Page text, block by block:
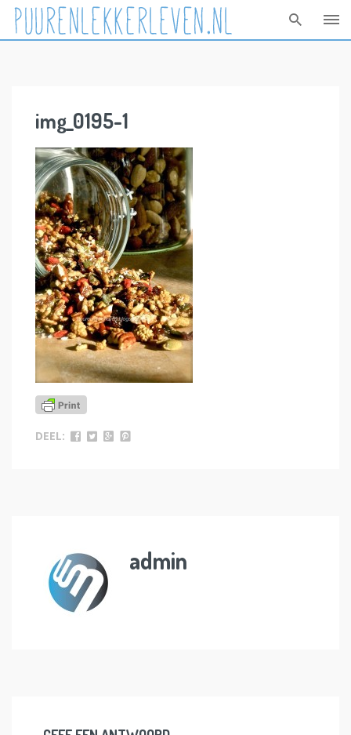
img_0195-1
DEEL:
admin